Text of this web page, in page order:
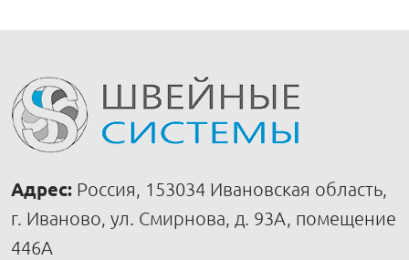
Адрес: Россия, 153034 Ивановская область,
г. Иваново, ул. Смирнова, д. 93А, помещение
446А